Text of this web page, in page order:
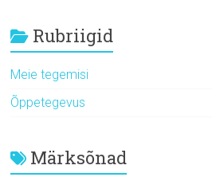
Rubriigid
Meie tegemisi
Õppetegevus
Märksõnad